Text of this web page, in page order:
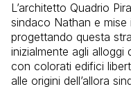
L’architetto Quadrio
sindaco Nathan e mise
progettando questa
inizialmente agli alloggi
con colorati edifici
alle origini dell’allora